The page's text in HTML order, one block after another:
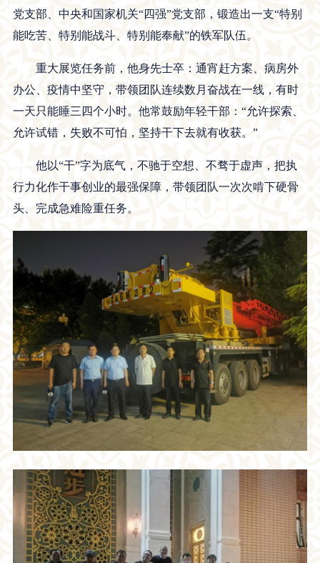
党支部、中央和国家机关“四强”党支部，锻造出一支“特别
能吃苦、特别能战斗、特别能奉献”的铁军队伍。
重大展览任务前，他身先士卒：通宵赶方案、病房外
办公、疫情中坚守，带领团队连续数月奋战在一线，有时
一天只能睡三四个小时。他常鼓励年轻干部：“允许探索、
允许试错，失败不可怕，坚持干下去就有收获。”
他以“干”字为底气，不驰于空想、不骛于虚声，把执
行力化作干事创业的最强保障，带领团队一次次啃下硬骨
头、完成急难险重任务。